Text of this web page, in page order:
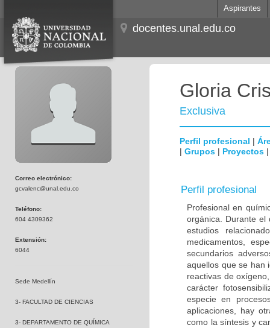
Aspirantes
docentes.unal.edu.co
Correo electrónico:
gcvalenc@unal.edu.co
Teléfono:
604 4309362
Extensión:
6044
Sede Medellín
3- FACULTAD DE CIENCIAS
3- DEPARTAMENTO DE QUÍMICA
Gloria
Exclusiva
Perfil profesional |
| Grupos | Proyectos
Perfil profesional
Profesional en
orgánica. Durante el
estudios
medicamentos,
secundarios
aquellos que se han
reactivas de
carácter
especie en
aplicaciones, hay
como la síntesis y